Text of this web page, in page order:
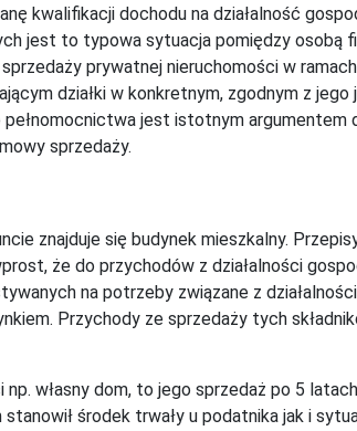
kwalifikacji dochodu na działalność
jest to typowa sytuacja pomiędzy osobą
prywatnej nieruchomości w
działki w konkretnym, zgodnym z jego
jest istotnym argumentem
sprzedaży.
znajduje się budynek mieszkalny.
że do przychodów z działalności
na potrzeby związane z
Przychody ze sprzedaży tych
własny dom, to jego sprzedaż po 5
środek trwały u podatnika jak i